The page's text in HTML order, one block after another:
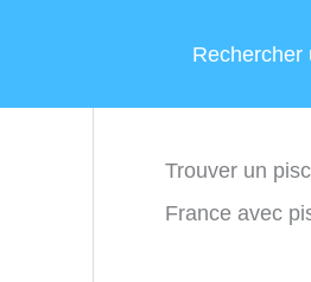
Rechercher
Trouver un
France avec